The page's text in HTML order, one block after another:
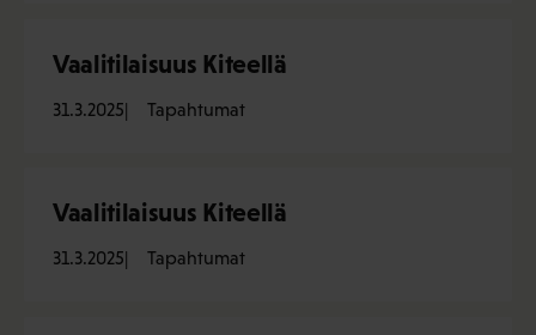
Vaalitilaisuus Kiteellä
31.3.2025 Tapahtumat
Vaalitilaisuus Kiteellä
31.3.2025 Tapahtumat